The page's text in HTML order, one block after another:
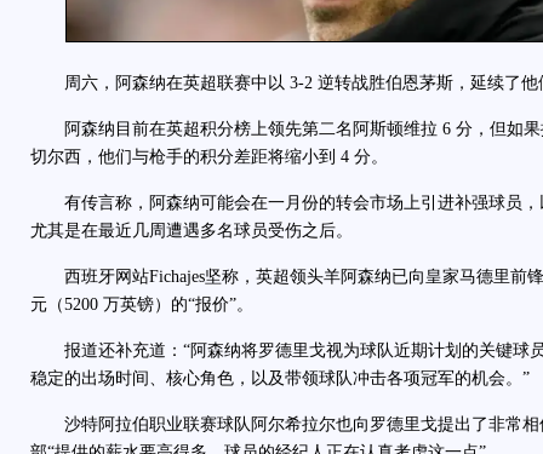
周六，阿森纳在英超联赛中以 3-2 逆转战胜伯恩茅斯，延续了他
阿森纳目前在英超积分榜上领先第二名阿斯顿维拉 6 分，但如果
切尔西，他们与枪手的积分差距将缩小到 4 分。
有传言称，阿森纳可能会在一月份的转会市场上引进补强球员，
尤其是在最近几周遭遇多名球员受伤之后。
西班牙网站Fichajes坚称，英超领头羊阿森纳已向皇家马德里前
元（5200 万英镑）的“报价”。
报道还补充道：“阿森纳将罗德里戈视为球队近期计划的关键球
稳定的出场时间、核心角色，以及带领球队冲击各项冠军的机会。”
沙特阿拉伯职业联赛球队阿尔希拉尔也向罗德里戈提出了非常相